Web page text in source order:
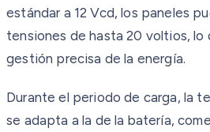
estándar a 12 Vcd, los paneles
tensiones de hasta 20 voltios, lo
gestión precisa de la energía.
Durante el periodo de carga, la
se adapta a la de la batería,